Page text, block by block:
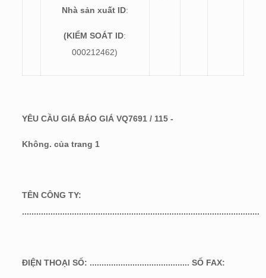
Nhà sản xuất ID:
(KIỂM SOÁT ID:
000212462)
YÊU CẦU GIÁ BÁO GIÁ VQ7691 / 115 -
Không. của trang 1
TÊN CÔNG TY:
....................................................................................................
ĐIỆN THOẠI SỐ: .......................................... SỐ FAX: